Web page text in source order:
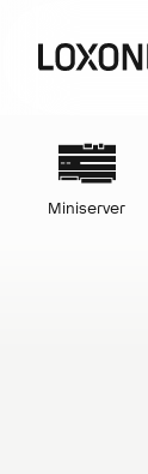
Miniserver